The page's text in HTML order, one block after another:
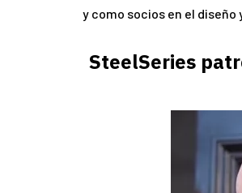
y como socios en el
SteelSeries